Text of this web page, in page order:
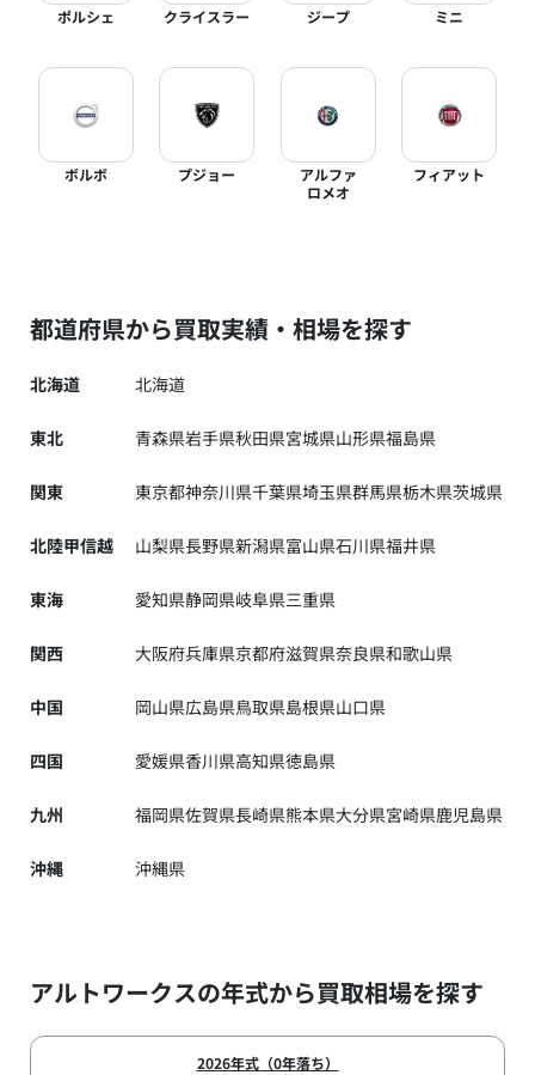
ポルシェ クライスラー ジープ ミニ
ボルボ プジョー
アルファ
ロメオ
フィアット
都道府県から買取実績・相場を探す
北海道 北海道
東北 青森県岩手県秋田県宮城県山形県福島県
関東 東京都神奈川県千葉県埼玉県群馬県栃木県茨城県
北陸甲信越 山梨県長野県新潟県富山県石川県福井県
東海 愛知県静岡県岐阜県三重県
関西 大阪府兵庫県京都府滋賀県奈良県和歌山県
中国 岡山県広島県鳥取県島根県山口県
四国 愛媛県香川県高知県徳島県
九州 福岡県佐賀県長崎県熊本県大分県宮崎県鹿児島県
沖縄 沖縄県
アルトワークスの年式から買取相場を探す
2026年式（0年落ち）